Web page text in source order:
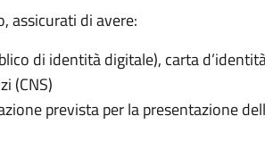
assicurati di avere:
di identità digitale), carta
(CNS)
prevista per la presentazione